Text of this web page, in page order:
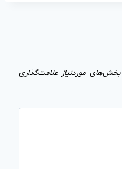
بخش‌های موردنیاز علامت‌گذاری